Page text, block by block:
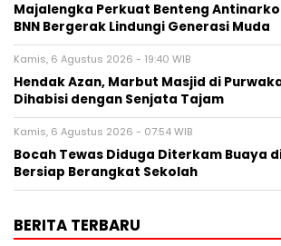
Majalengka Perkuat Benteng
BNN Bergerak Lindungi Generasi Muda
Kamis, 6 Agustus 2026 - 19:40 WIB
Hendak Azan, Marbut Masjid di
Dihabisi dengan Senjata Tajam
Kamis, 6 Agustus 2026 - 07:54 WIB
Bocah Tewas Diduga Diterkam Buaya
Bersiap Berangkat Sekolah
BERITA TERBARU